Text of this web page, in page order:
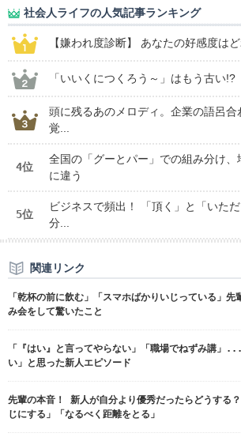
社会人ライフの人気記事ランキング
【嫌われ度診断】 あなたの好感度は
「いいくにつくろう～」はもう古い
頭に残るあのメロディ。企業の語呂合
覚...
4位
全国の「グーとパー」での組み分け、
に違う
5位
ビジネスで頻出！ 「頂く」と「いた
分...
関連リンク
「乾杯の前に飲む」「スマホばかりいじっている」先
み会をして驚いたこと
「『はい』と言ってやらない」「職場でねずみ講
い」と思った新人エピソード
先輩の本音！ 新人が自分より優秀だったらどうする
じにする」「なるべく距離をとる」